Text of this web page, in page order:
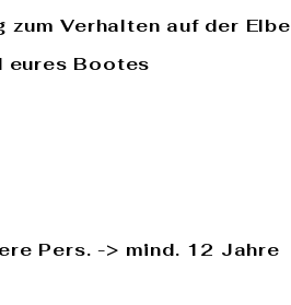
Verhalten auf der Elbe
eures Bootes
Pers. -> mind. 12 Jahre